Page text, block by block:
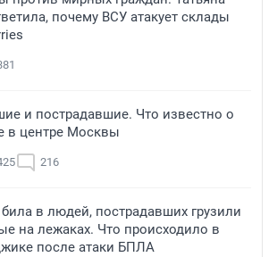
почему ВСУ атакует склады
и пострадавшие. Что известно о
в центре Москвы
216
била в людей, пострадавших грузили
на лежаках. Что происходило в
после атаки БПЛА